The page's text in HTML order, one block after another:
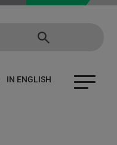
IN ENGLISH